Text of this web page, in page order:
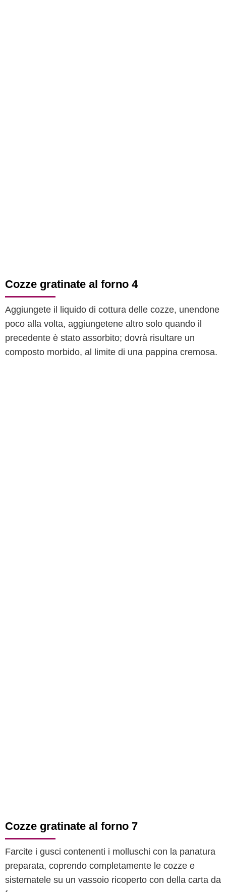
Cozze gratinate al forno 4
Aggiungete il liquido di cottura delle cozze, unendone
poco alla volta, aggiungetene altro solo quando il
precedente è stato assorbito; dovrà risultare un
composto morbido, al limite di una pappina cremosa.
Cozze gratinate al forno 7
Farcite i gusci contenenti i molluschi con la panatura
preparata, coprendo completamente le cozze e
sistematele su un vassoio ricoperto con della carta da